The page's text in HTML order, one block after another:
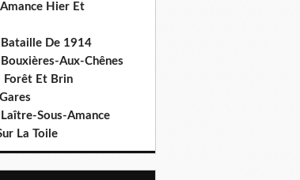
Hier Et
De 1914
Aux-Chênes
Forêt Et Brin
Sous-Amance
La Toile